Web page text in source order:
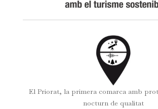
El Priorat, la primera comarca amb
nocturn de qualitat